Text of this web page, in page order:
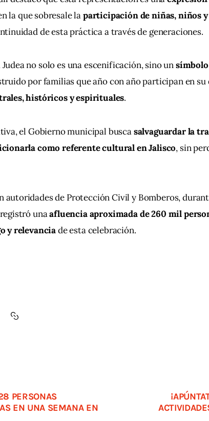
la que sobresale la participación de niñas, niños y
de esta práctica a través de generaciones.
no solo es una escenificación, sino un
por familias que año con año participan en
históricos y espirituales.
el Gobierno municipal busca salvaguardar la
como referente cultural en Jalisco, sin
autoridades de Protección Civil y Bomberos,
una afluencia aproximada de 260 mil
y relevancia de esta celebración.
PERSONAS
EN UNA SEMANA EN